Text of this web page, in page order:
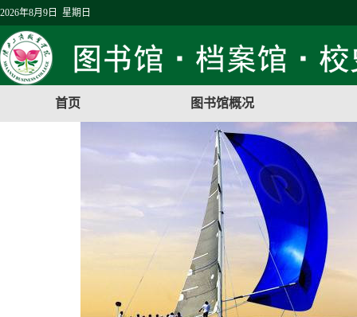
2026年8月9日 星期日
首页 图书馆概况